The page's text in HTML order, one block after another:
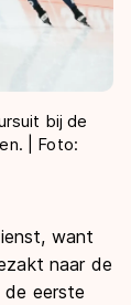
bij de
| Foto:
want
naar de
eerste